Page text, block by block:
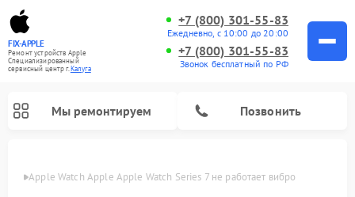
FIX-APPLE
Ремонт устройств Apple
Специализированный
cервисный центр г.Калуга
+7 (800) 301-55-83
Ежедневно, с 10:00 до 20:00
+7 (800) 301-55-83
Звонок бесплатный по РФ
Мы ремонтируем Позвонить
Apple Watch Apple Apple Watch Series 7 не работает вибро